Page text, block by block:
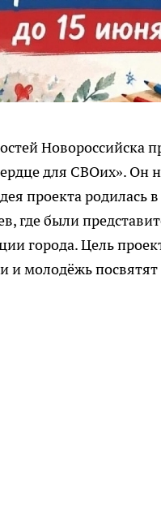
Новороссийска
для СВОих». Он
проекта родилась
где были
города. Цель
и молодёжь